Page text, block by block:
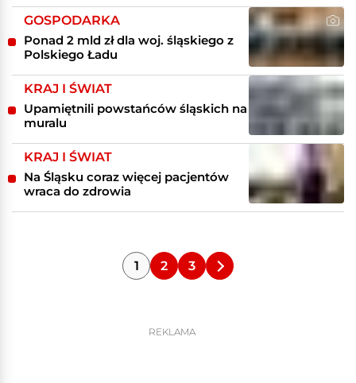
GOSPODARKA
Ponad 2 mld zł dla woj. śląskiego z
Polskiego Ładu
KRAJ I ŚWIAT
Upamiętnili powstańców śląskich na
muralu
KRAJ I ŚWIAT
Na Śląsku coraz więcej pacjentów
wraca do zdrowia
1 2 3
REKLAMA